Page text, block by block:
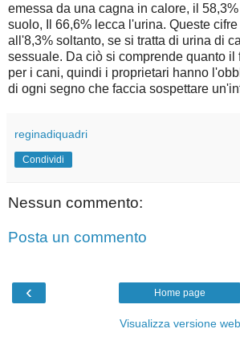
emessa da una cagna in calore, il
suolo, Il 66,6% lecca l'urina. Queste
all'8,3% soltanto, se si tratta di urina di
sessuale. Da ciò si comprende quanto il
per i cani, quindi i proprietari hanno
di ogni segno che faccia sospettare
reginadiquadri
Condividi
Nessun commento:
Posta un commento
‹ Home page
Visualizza versione web